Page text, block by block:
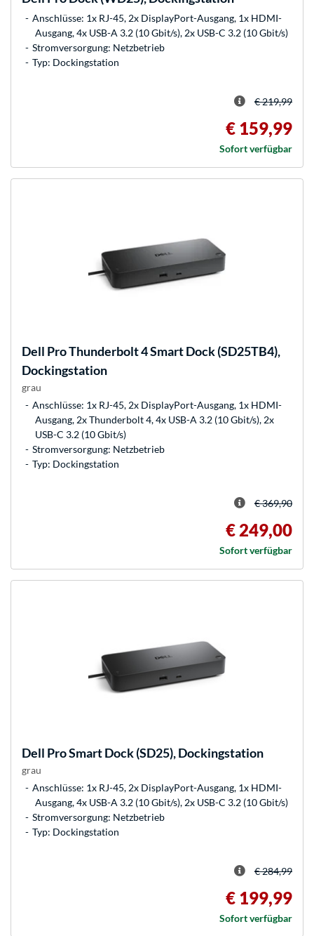
Anschlüsse: 1x RJ-45, 2x DisplayPort-Ausgang, 1x HDMI-
Ausgang, 4x USB-A 3.2 (10 Gbit/s), 2x USB-C 3.2 (10 Gbit/s)
Stromversorgung: Netzbetrieb
Typ: Dockingstation
€ 219,99
€ 159,99
Sofort verfügbar
Dell Pro Thunderbolt 4 Smart Dock (SD25TB4),
Dockingstation
grau
Anschlüsse: 1x RJ-45, 2x DisplayPort-Ausgang, 1x HDMI-
Ausgang, 2x Thunderbolt 4, 4x USB-A 3.2 (10 Gbit/s), 2x
USB-C 3.2 (10 Gbit/s)
Stromversorgung: Netzbetrieb
Typ: Dockingstation
€ 369,90
€ 249,00
Sofort verfügbar
Dell Pro Smart Dock (SD25), Dockingstation
grau
Anschlüsse: 1x RJ-45, 2x DisplayPort-Ausgang, 1x HDMI-
Ausgang, 4x USB-A 3.2 (10 Gbit/s), 2x USB-C 3.2 (10 Gbit/s)
Stromversorgung: Netzbetrieb
Typ: Dockingstation
€ 284,99
€ 199,99
Sofort verfügbar